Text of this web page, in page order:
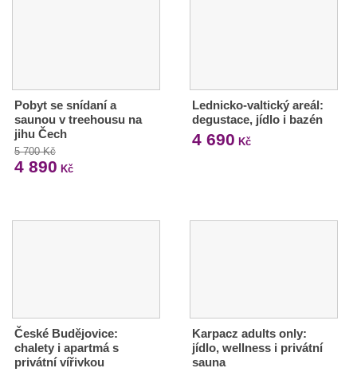
Pobyt se snídaní a
saunou v treehousu na
jihu Čech
5 700 Kč
4 890 Kč
Lednicko-valtický areál:
degustace, jídlo i bazén
4 690 Kč
České Budějovice:
chalety i apartmá s
privátní vířivkou
Karpacz adults only:
jídlo, wellness i privátní
sauna